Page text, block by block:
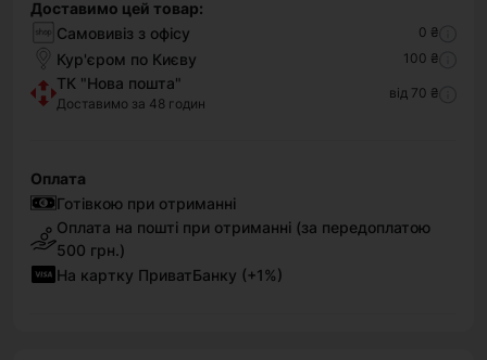
Доставимо цей товар:
Самовивіз з офісу
0 ₴
Кур'єром по Києву 100 ₴
ТК "Нова пошта"
Доставимо за 48 годин
від 70 ₴
Оплата
Готівкою при отриманні
Оплата на пошті при отриманні (за передоплатою
500 грн.)
На картку ПриватБанку (+1%)